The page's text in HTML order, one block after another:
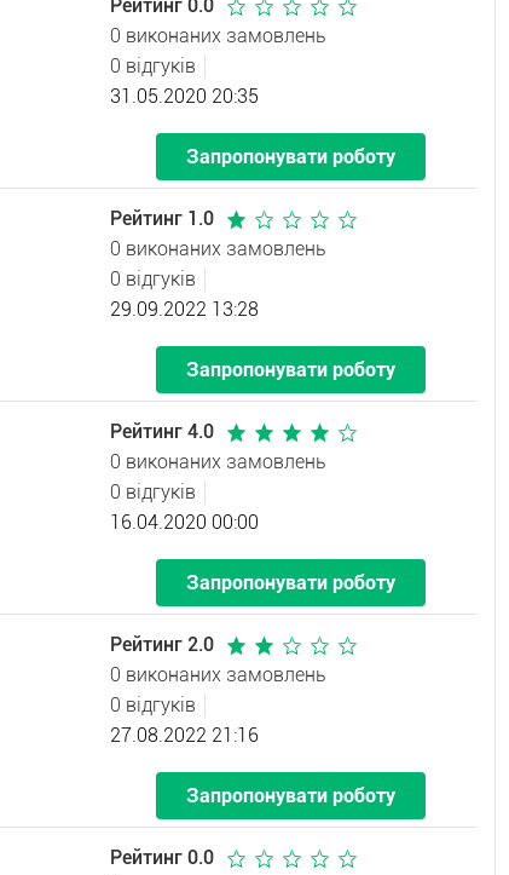
Рейтинг 0.0
0 виконаних замовлень
0 відгуків
31.05.2020 20:35
Запропонувати роботу
Рейтинг 1.0
0 виконаних замовлень
0 відгуків
29.09.2022 13:28
Запропонувати роботу
Рейтинг 4.0
0 виконаних замовлень
0 відгуків
16.04.2020 00:00
Запропонувати роботу
Рейтинг 2.0
0 виконаних замовлень
0 відгуків
27.08.2022 21:16
Запропонувати роботу
Рейтинг 0.0